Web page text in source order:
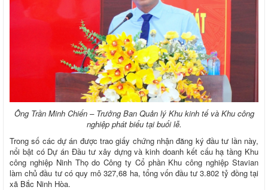
Ông Trần Minh Chiến – Trưởng Ban Quản lý Khu kinh tế và Khu công
nghiệp phát biểu tại buổi lễ.
Trong số các dự án được trao giấy chứng nhận đăng ký đầu tư lần này,
nổi bật có Dự án Đầu tư xây dựng và kinh doanh kết cấu hạ tầng Khu
công nghiệp Ninh Thọ do Công ty Cổ phần Khu công nghiệp Stavian
làm chủ đầu tư có quy mô 327,68 ha, tổng vốn đầu tư 3.802 tỷ đồng tại
xã Bắc Ninh Hòa.